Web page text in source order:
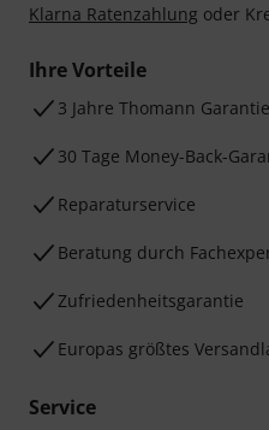
Klarna Ratenzahlung oder
Ihre Vorteile
3 Jahre Thomann Garantie
30 Tage Money-Back-
Reparaturservice
Beratung durch
Zufriedenheitsgarantie
Europas größtes
Service